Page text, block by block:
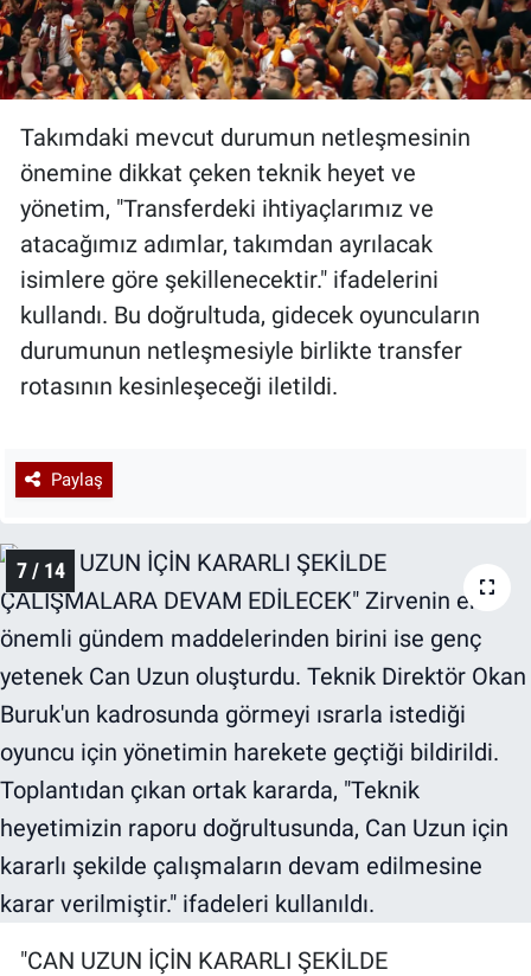
Takımdaki mevcut durumun netleşmesinin
önemine dikkat çeken teknik heyet ve
yönetim, "Transferdeki ihtiyaçlarımız ve
atacağımız adımlar, takımdan ayrılacak
isimlere göre şekillenecektir." ifadelerini
kullandı. Bu doğrultuda, gidecek oyuncuların
durumunun netleşmesiyle birlikte transfer
rotasının kesinleşeceği iletildi.
Paylaş
7 / 14
"CAN UZUN İÇİN KARARLI ŞEKİLDE